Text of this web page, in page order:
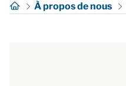
À propos de nous